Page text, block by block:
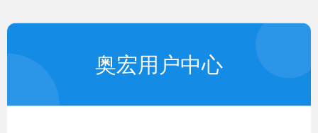
奥宏用户中心